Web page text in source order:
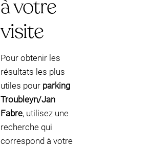
à votre
visite
Pour obtenir les
résultats les plus
utiles pour parking
Troubleyn/Jan
Fabre, utilisez une
recherche qui
correspond à votre